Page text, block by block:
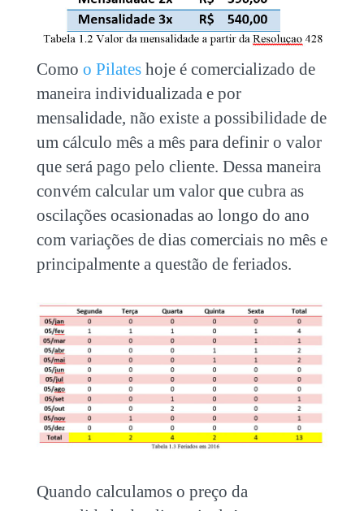
Como o Pilateshoje é comercializado de
maneira individualizada e por
mensalidade, não existe a possibilidade de
um cálculo mês a mês para definir o valor
que será pago pelo cliente. Dessa maneira
convém calcular um valor que cubra as
oscilações ocasionadas ao longo do ano
com variações de dias comerciais no mês e
principalmente a questão de feriados.
Quando calculamos o preço da